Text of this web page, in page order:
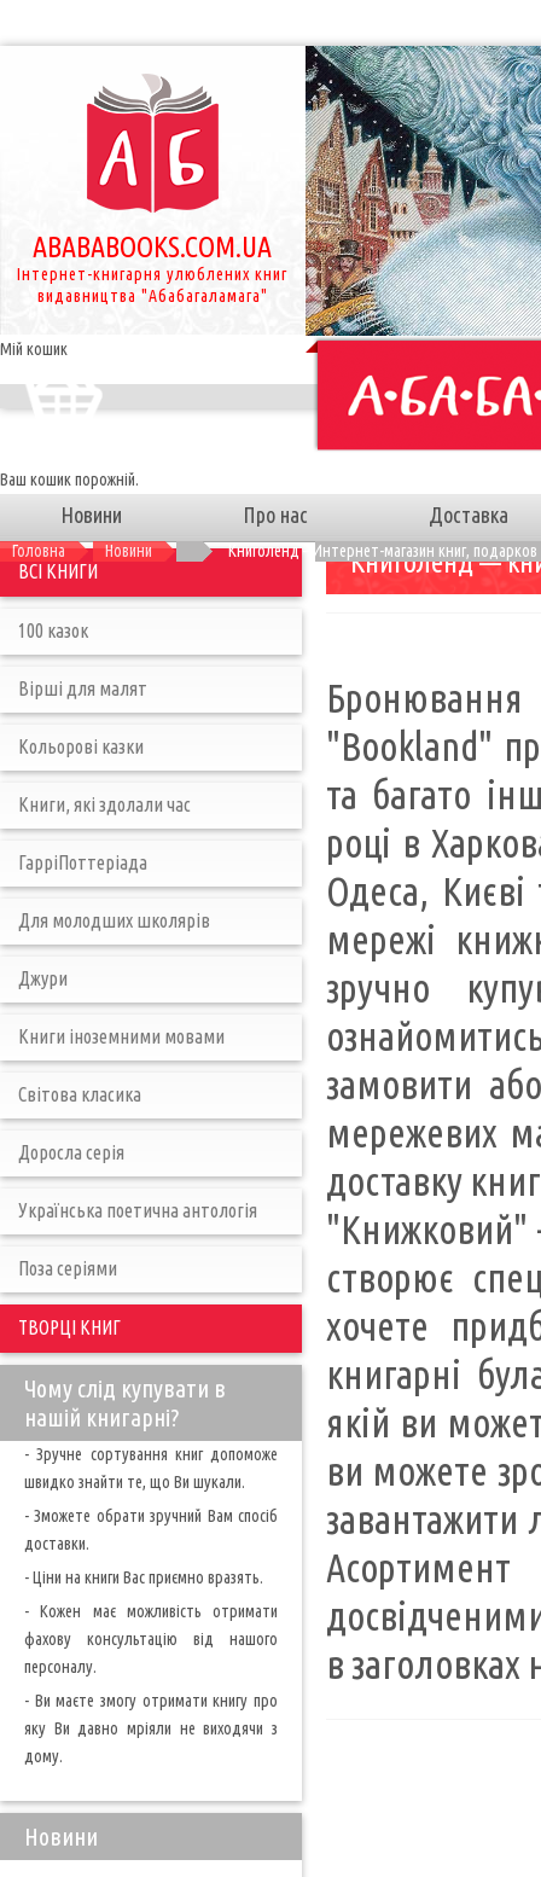
ABABABOOKS.COM.UA
Інтернет-книгарня улюблених книг
видавництва "Абабагаламага"
Мій кошик
Ваш кошик порожній.
Новини Про нас Доставка
Головна Новини Книголенд – Интернет-магазин книг,
Книголенд —
Бронювання
"Bookland"
та багато
році в
Одеса, Києві
мережі
зручно
замовити
мережевих
доставку
"Книжковий"
створює
хочете
книгарні
якій ви
ви можете
завантажити
в заголовках
ВСІ КНИГИ
100 казок
Вірші для малят
Кольорові казки
Книги, які здолали час
ГарріПоттеріада
Для молодших школярів
Джури
Книги іноземними мовами
Світова класика
Доросла серія
Українська поетична антологія
Поза серіями
ТВОРЦІ КНИГ
Чому слід купувати в
нашій книгарні?
- Зручне сортування книг допоможе
швидко знайти те, що Ви шукали.
- Зможете обрати зручний Вам спосіб
доставки.
- Ціни на книги Вас приємно вразять.
- Кожен має можливість отримати
фахову консультацію від нашого
персоналу.
- Ви маєте змогу отримати книгу про
яку Ви давно мріяли не виходячи з
дому.
Новини